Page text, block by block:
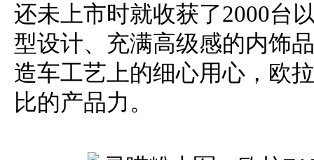
还未上市时就收获了2000台
型设计、充满高级感的内饰
造车工艺上的细心用心，欧
比的产品力。